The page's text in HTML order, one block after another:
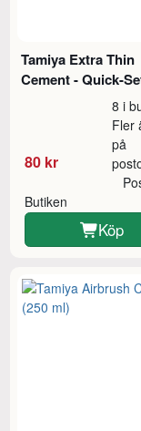
Tamiya Extra Thin
Cement - Quick-
80 kr
8 i
Fler
på
Butiken
Köp